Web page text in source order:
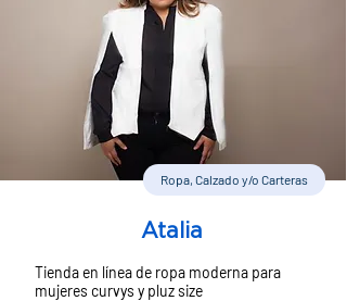
Atalia
Ropa, Calzado y/o Carteras
Tienda en línea de ropa moderna para
mujeres curvys y pluz size